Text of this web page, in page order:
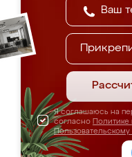
Я соглашаюсь на
согласно Политике